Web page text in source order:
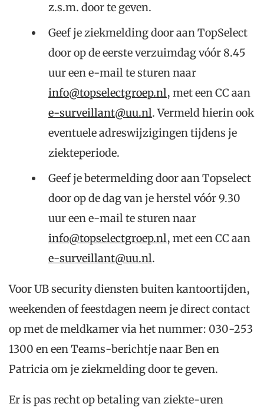
z.s.m. door te geven.
Geef je ziekmelding door aan TopSelect
door op de eerste verzuimdag vóór 8.45
uur een e-mail te sturen naar
info@topselectgroep.nl, met een CC aan
e-surveillant@uu.nl. Vermeld hierin ook
eventuele adreswijzigingen tijdens je
ziekteperiode.
Geef je betermelding door aan Topselect
door op de dag van je herstel vóór 9.30
uur een e-mail te sturen naar
info@topselectgroep.nl, met een CC aan
e-surveillant@uu.nl.
Voor UB security diensten buiten kantoortijden,
weekenden of feestdagen neem je direct contact
op met de meldkamer via het nummer: 030-253
1300 en een Teams-berichtje naar Ben en
Patricia om je ziekmelding door te geven.
Er is pas recht op betaling van ziekte-uren